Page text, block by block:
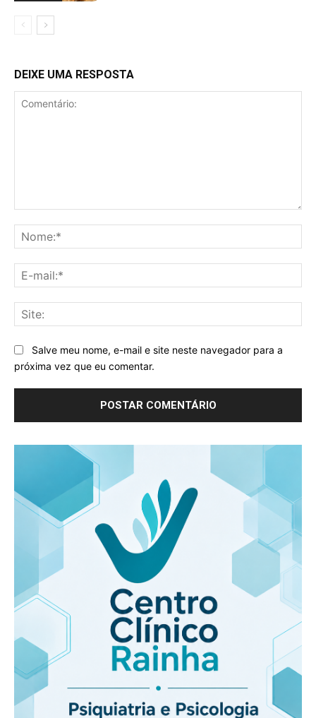
DEIXE UMA RESPOSTA
Salve meu nome, e-mail e site neste navegador para a
próxima vez que eu comentar.